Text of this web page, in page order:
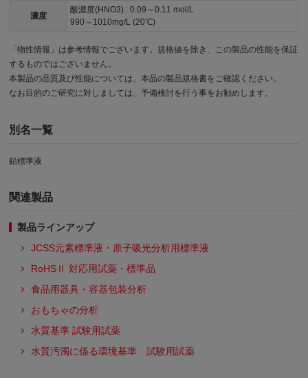
濃度
酸濃度(HNO3) : 0.09～0.11 mol/L
990～1010mg/L (20℃)
「物性情報」は参考情報でございます。規格値を除き、この製品の性能を保証
するものではございません。
本製品の品質及び性能については、本品の製品規格書をご確認ください。
なお目的のご研究に対しましては、予備検討を行う事をお勧めします。
別名一覧
鉛標準液
関連製品
製品ラインアップ
JCSS元素標準液・原子吸光分析用標準液
RoHSⅡ 対応用試薬・標準品
食品用器具・容器包装分析
おもちゃの分析
水質基準 試験用試薬
水質汚濁に係る環境基準 試験用試薬